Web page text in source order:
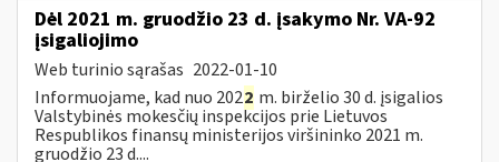
Dėl 2021 m. gruodžio 23 d. įsakymo Nr. VA-92
įsigaliojimo
Web turinio sąrašas 2022-01-10
Informuojame, kad nuo 2022 m. birželio 30 d. įsigalios
Valstybinės mokesčių inspekcijos prie Lietuvos
Respublikos finansų ministerijos viršininko 2021 m.
gruodžio 23 d....